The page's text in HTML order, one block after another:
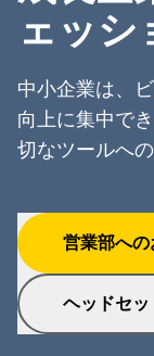
ェッシ
中小企業は、
向上に集中で
切なツールへ
営業部へ
ヘッドセ